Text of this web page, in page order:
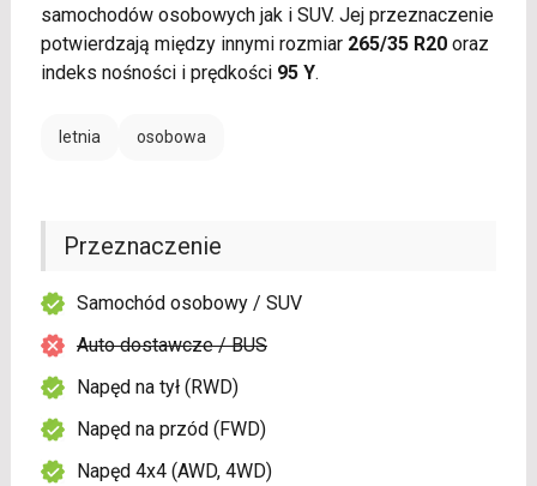
samochodów osobowych jak i SUV. Jej przeznaczenie
potwierdzają między innymi rozmiar 265/35 R20oraz
indeks nośności i prędkości 95 Y.
letnia osobowa
Przeznaczenie
Samochód osobowy / SUV
Auto dostawcze / BUS
Napęd na tył (RWD)
Napęd na przód (FWD)
Napęd 4x4 (AWD, 4WD)